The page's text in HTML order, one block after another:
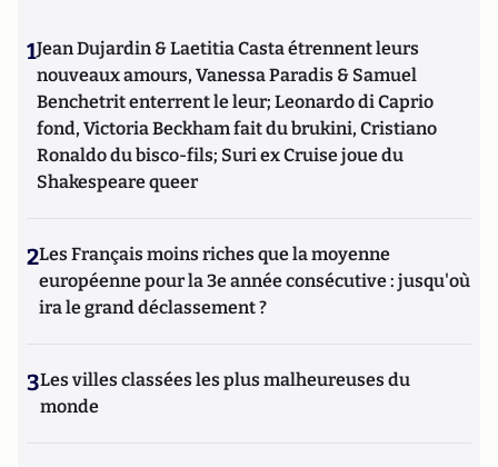
1Jean Dujardin & Laetitia Casta étrennent leurs
nouveaux amours, Vanessa Paradis & Samuel
Benchetrit enterrent le leur; Leonardo di Caprio
fond, Victoria Beckham fait du brukini, Cristiano
Ronaldo du bisco-fils; Suri ex Cruise joue du
Shakespeare queer
2Les Français moins riches que la moyenne
européenne pour la 3e année consécutive : jusqu'où
ira le grand déclassement ?
3Les villes classées les plus malheureuses du
monde